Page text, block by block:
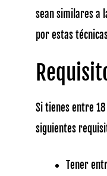
sean similares a
por estas
Si tienes entre
siguientes
Tener